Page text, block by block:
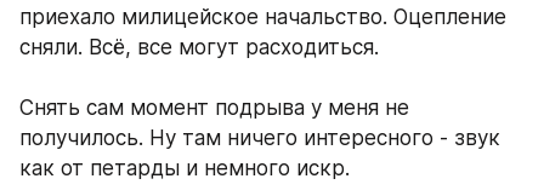
приехало милицейское начальство. Оцепление
сняли. Всё, все могут расходиться.
Снять сам момент подрыва у меня не
получилось. Ну там ничего интересного - звук
как от петарды и немного искр.